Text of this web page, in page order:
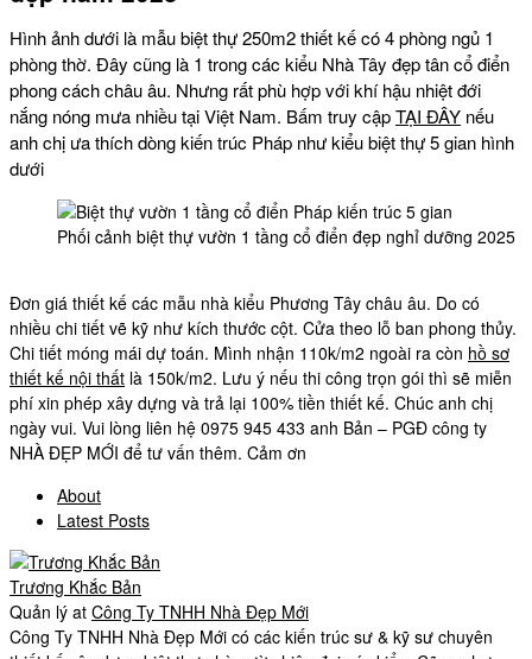
Hình ảnh dưới là mẫu biệt thự 250m2 thiết kế có 4 phòng ngủ 1
phòng thờ. Đây cũng là 1 trong các kiểu Nhà Tây đẹp tân cổ điển
phong cách châu âu. Nhưng rất phù hợp với khí hậu nhiệt đới
nắng nóng mưa nhiều tại Việt Nam. Bấm truy cậpTẠI ĐÂY nếu
anh chị ưa thích dòng kiến trúc Pháp như kiểu biệt thự 5 gian hình
dưới
Phối cảnh biệt thự vườn 1 tầng cổ điển đẹp nghỉ dưỡng 2025
Đơn giá thiết kế các mẫu nhà kiểu Phương Tây châu âu. Do có
nhiều chi tiết vẽ kỹ như kích thước cột. Cửa theo lỗ ban phong thủy.
Chi tiết móng mái dự toán. Mình nhận 110k/m2 ngoài ra còn hồ sơ
thiết kế nội thất là 150k/m2. Lưu ý nếu thi công trọn gói thì sẽ miễn
phí xin phép xây dựng và trả lại 100% tiền thiết kế. Chúc anh chị
ngày vui. Vui lòng liên hệ 0975 945 433 anh Bản – PGĐ công ty
NHÀ ĐẸP MỚI để tư vấn thêm. Cảm ơn
About
Latest Posts
Trương Khắc Bản
Quản lý at Công Ty TNHH Nhà Đẹp Mới
Công Ty TNHH Nhà Đẹp Mới có các kiến trúc sư & kỹ sư chuyên